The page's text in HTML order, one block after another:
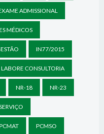
ADMISSIONAL
MÉDICOS
IN77/2015
LABORE CONSULTORIA
NR-18 NR-23
PCMSO